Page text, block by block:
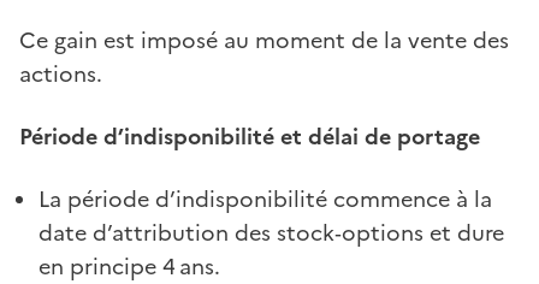
Ce gain est imposé au moment de la vente des
actions.
Période d’indisponibilité et délai de portage
La période d’indisponibilité commence à la
date d’attribution des stock‑options et dure
en principe 4 ans.